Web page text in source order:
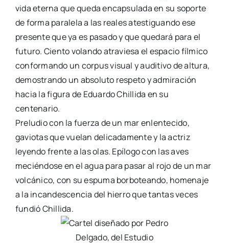
vida eterna que queda encapsulada en su soporte
de forma paralela a las reales atestiguando ese
presente que ya es pasado y que quedará para el
futuro. Ciento volando atraviesa el espacio fílmico
conformando un corpus visual y auditivo de altura,
demostrando un absoluto respeto y admiración
hacia la figura de Eduardo Chillida en su
centenario.
Preludio con la fuerza de un mar enlentecido,
gaviotas que vuelan delicadamente y la actriz
leyendo frente a las olas. Epílogo con las aves
meciéndose en el agua para pasar al rojo de un mar
volcánico, con su espuma borboteando, homenaje
a la incandescencia del hierro que tantas veces
fundió Chillida.